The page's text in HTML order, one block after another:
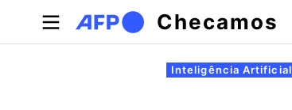
Pular para o conteúdo principal
Checamos
Abas primárias
Inteligência Artificial